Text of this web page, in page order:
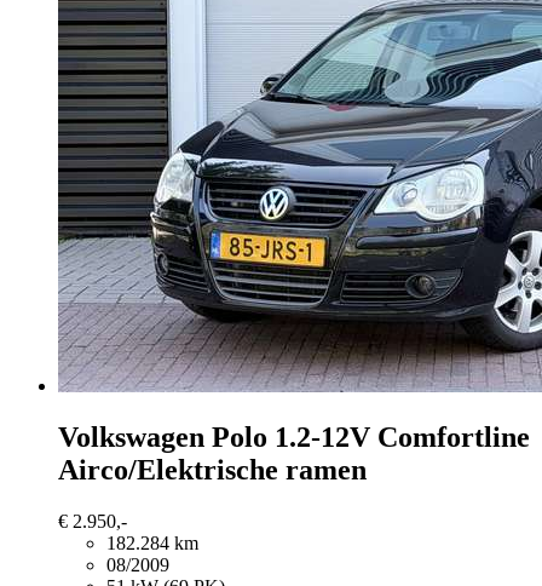
Volkswagen Polo 1.2-12V Comfortline
Airco/Elektrische ramen
€ 2.950,-
182.284 km
08/2009